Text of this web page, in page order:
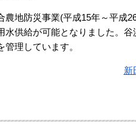
地防災事業(平成15年～平成
水供給が可能となりました。
理しています。
新